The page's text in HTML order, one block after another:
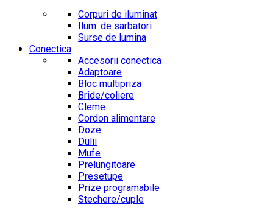
Corpuri de iluminat
Ilum. de sarbatori
Surse de lumina
Conectica
Accesorii conectica
Adaptoare
Bloc multipriza
Bride/coliere
Cleme
Cordon alimentare
Doze
Dulii
Mufe
Prelungitoare
Presetupe
Prize programabile
Stechere/cuple